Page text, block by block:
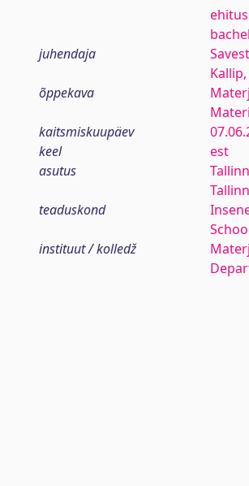
juhendaja
õppekava
kaitsmiskuupäev
keel
est
asutus
teaduskond
instituut / kolledž